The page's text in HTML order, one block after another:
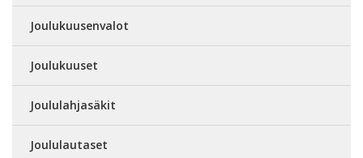
Joulukuusenvalot
Joulukuuset
Joululahjasäkit
Joululautaset